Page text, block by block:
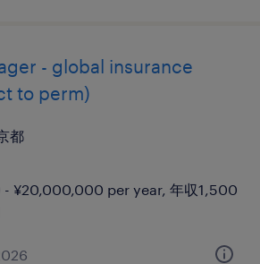
- global insurance
to perm)
都
¥20,000,000 per year, 年収1,500